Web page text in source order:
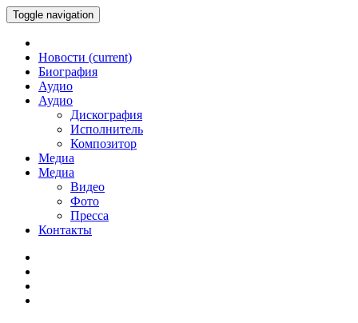
Toggle navigation
Новости (current)
Биография
Аудио
Аудио
Дискография
Исполнитель
Композитор
Медиа
Медиа
Видео
Фото
Пресса
Контакты